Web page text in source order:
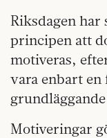
Riksdagen har
principen att
motiveras,
vara enbart
Motiveringar